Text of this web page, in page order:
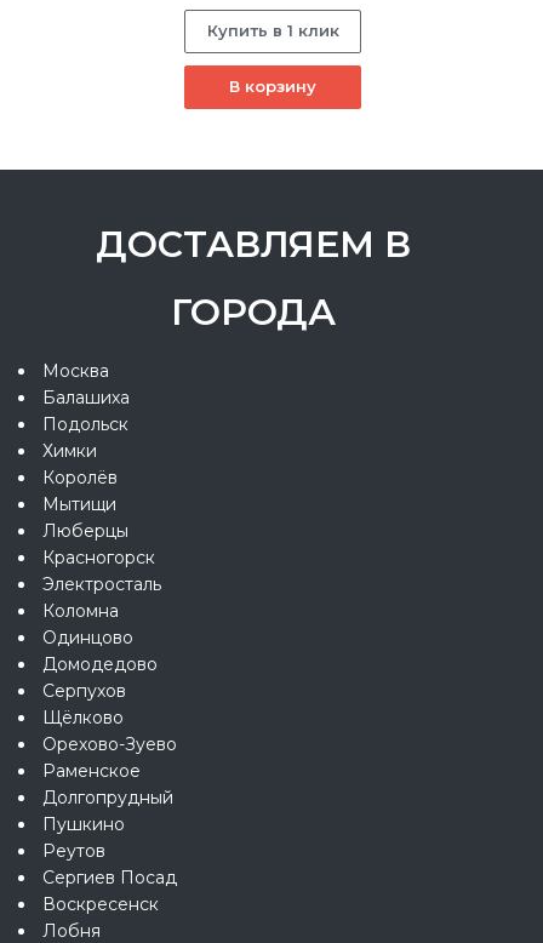
Купить в 1 клик
В корзину
ДОСТАВЛЯЕМ В
ГОРОДА
Москва
Балашиха
Подольск
Химки
Королёв
Мытищи
Люберцы
Красногорск
Электросталь
Коломна
Одинцово
Домодедово
Серпухов
Щёлково
Орехово-Зуево
Раменское
Долгопрудный
Пушкино
Реутов
Сергиев Посад
Воскресенск
Лобня